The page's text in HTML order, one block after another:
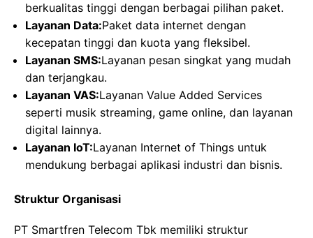
berkualitas tinggi dengan berbagai pilihan paket.
Layanan Data:Paket data internet dengan
kecepatan tinggi dan kuota yang fleksibel.
Layanan SMS:Layanan pesan singkat yang mudah
dan terjangkau.
Layanan VAS:Layanan Value Added Services
seperti musik streaming, game online, dan layanan
digital lainnya.
Layanan IoT:Layanan Internet of Things untuk
mendukung berbagai aplikasi industri dan bisnis.
Struktur Organisasi
PT Smartfren Telecom Tbk memiliki struktur